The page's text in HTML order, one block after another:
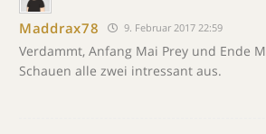
Maddrax78 9. Februar 2017 22:59
Verdammt, Anfang Mai Prey und Ende
Schauen alle zwei intressant aus.